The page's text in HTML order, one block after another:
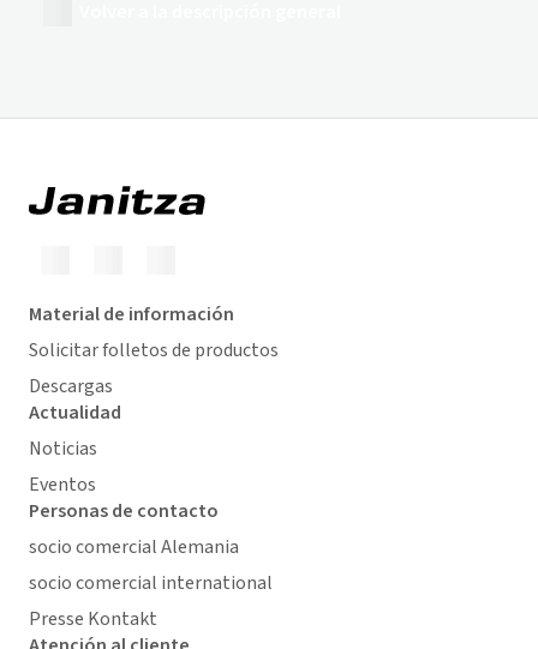
Material de información
Solicitar folletos de productos
Descargas
Actualidad
Noticias
Eventos
Personas de contacto
socio comercial Alemania
socio comercial international
Presse Kontakt